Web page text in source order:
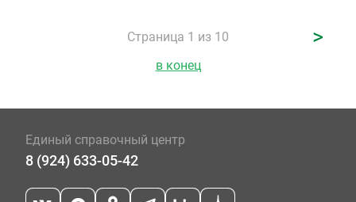
Страница 1 из 10 >
в конец
Единый справочный центр
8 (924) 633-05-42